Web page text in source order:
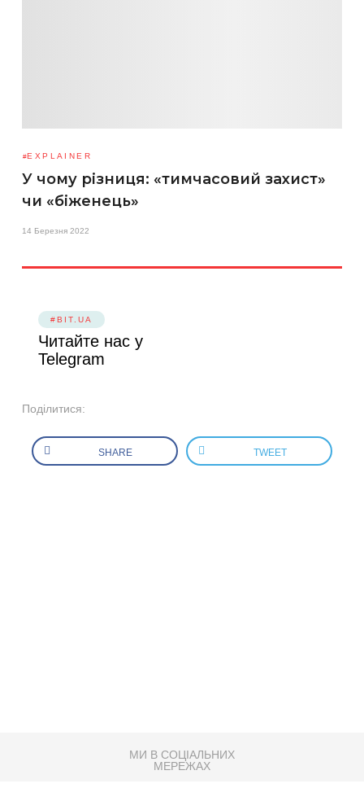
EXPLAINER
У чому різниця: «тимчасовий захист»
чи «біженець»
14 Березня 2022
#BIT.UA
Читайте нас у
Telegram
Поділитися:
SHARE TWEET
МИ В СОЦІАЛЬНИХ
МЕРЕЖАХ